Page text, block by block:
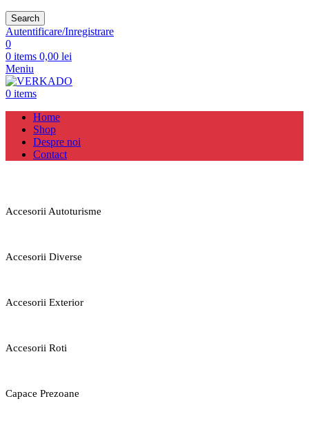
Search
Autentificare/Inregistrare
0
0 items 0,00 lei
Meniu
0 items
Home
Shop
Despre noi
Contact
Accesorii Autoturisme
Accesorii Diverse
Accesorii Exterior
Accesorii Roti
Capace Prezoane